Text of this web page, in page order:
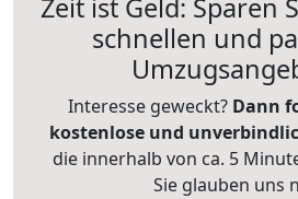
Zeit ist Geld: Sparen
schnellen und
Interesse geweckt? Dann
kostenlose und
die innerhalb von ca. 5
Sie glauben uns